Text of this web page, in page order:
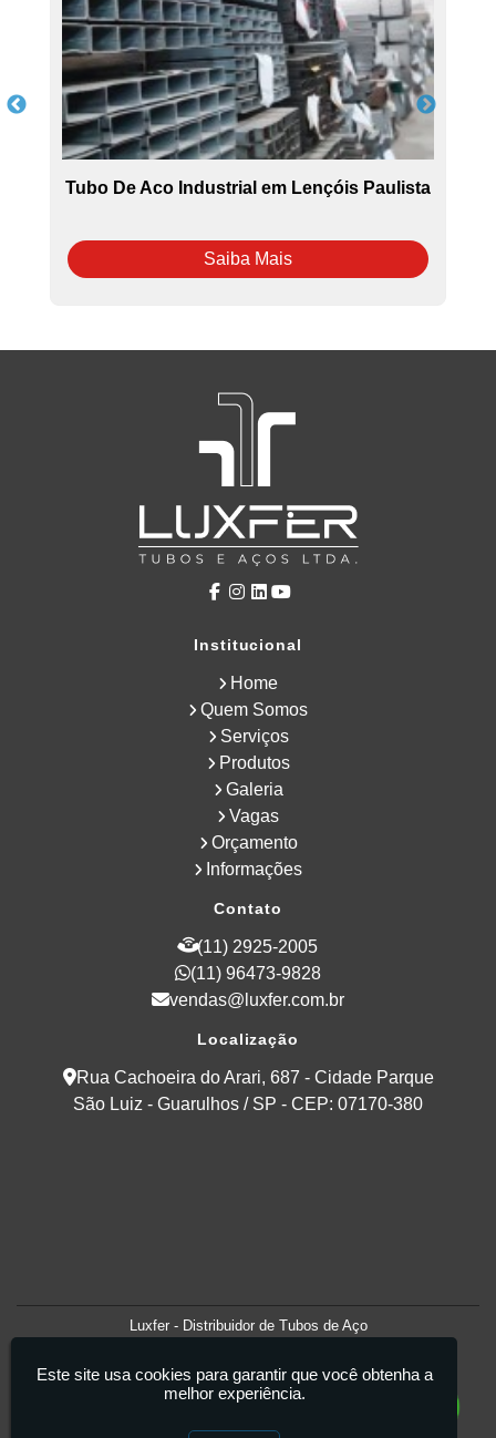
Tubo De Aco Industrial em Lençóis Paulista
Saiba Mais
Institucional
Home
Quem Somos
Serviços
Produtos
Galeria
Vagas
Orçamento
Informações
Contato
(11) 2925-2005
(11) 96473-9828
vendas@luxfer.com.br
Localização
Rua Cachoeira do Arari, 687 - Cidade Parque
São Luiz - Guarulhos / SP - CEP: 07170-380
Luxfer - Distribuidor de Tubos de Aço
Este site usa cookies para garantir que você obtenha a
melhor experiência.